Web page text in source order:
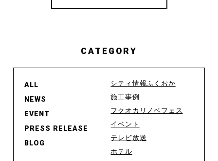
CATEGORY
ALL
NEWS
EVENT
PRESS RELEASE
BLOG
シティ情報ふくおか
施工事例
フクオカリノベフェス
イベント
テレビ放送
ホテル